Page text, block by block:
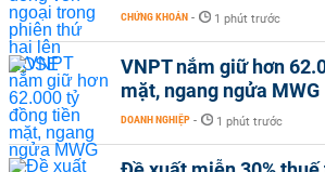
CHỨNG KHOÁN - 1 phút trước
VNPT nắm giữ hơn
mặt, ngang ngửa MWG
DOANH NGHIỆP - 1 phút trước